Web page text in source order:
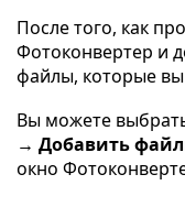
После того, как
Фотоконвертер и
файлы, которые вы
Вы можете
→ Добавить
окно